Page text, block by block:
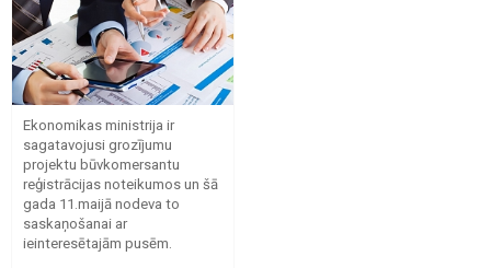
Ekonomikas ministrija ir
sagatavojusi grozījumu
projektu būvkomersantu
reģistrācijas noteikumos un šā
gada 11.maijā nodeva to
saskaņošanai ar
ieinteresētajām pusēm.